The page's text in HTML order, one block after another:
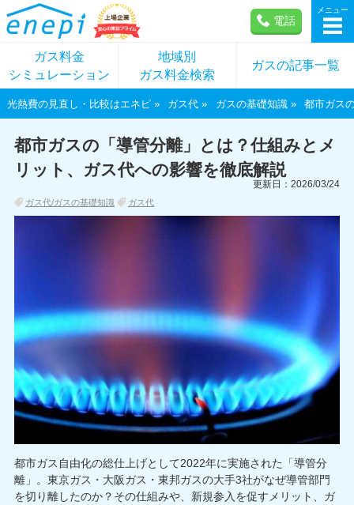
電話
メニュー
ガス料金
シミュレーション
地域別
ガス料金検索
ガスの記事一覧
光熱費の見直し・比較はエネピ ガス代 ガスの基礎知識 都市ガス
都市ガスの「導管分離」とは？仕組みとメ
リット、ガス代への影響を徹底解説
ガス代/ガスの基礎知識 ガス代
更新日：2026/03/24
都市ガス自由化の総仕上げとして2022年に実施された「導管分
離」。東京ガス・大阪ガス・東邦ガスの大手3社がなぜ導管部門
を切り離したのか？その仕組みや、新規参入を促すメリット、ガ